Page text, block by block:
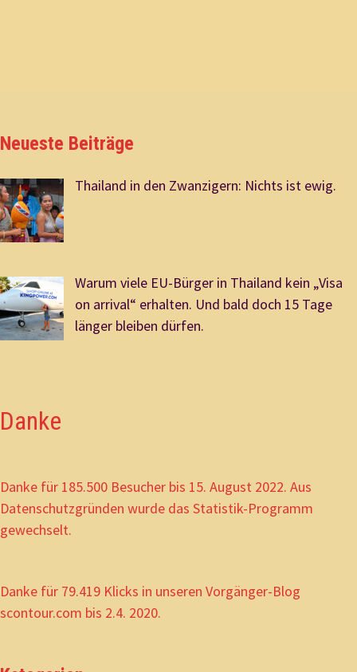
Neueste Beiträge
Thailand in den Zwanzigern: Nichts ist ewig.
Warum viele EU-Bürger in Thailand kein „Visa
on arrival“ erhalten. Und bald doch 15 Tage
länger bleiben dürfen.
Danke
Danke für 185.500 Besucher bis 15. August 2022. Aus
Datenschutzgründen wurde das Statistik-Programm
gewechselt.
Danke für 79.419 Klicks in unseren Vorgänger-Blog
scontour.com bis 2.4. 2020.